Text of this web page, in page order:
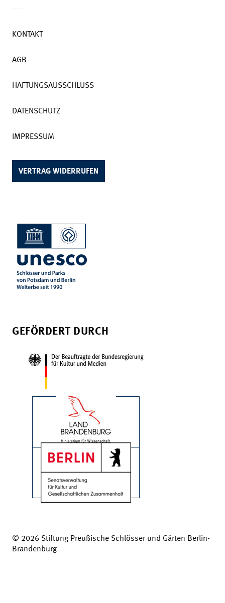
KONTAKT
AGB
HAFTUNGSAUSSCHLUSS
DATENSCHUTZ
IMPRESSUM
VERTRAG WIDERRUFEN
GEFÖRDERT DURCH
© 2026 Stiftung Preußische Schlösser und Gärten Berlin-
Brandenburg